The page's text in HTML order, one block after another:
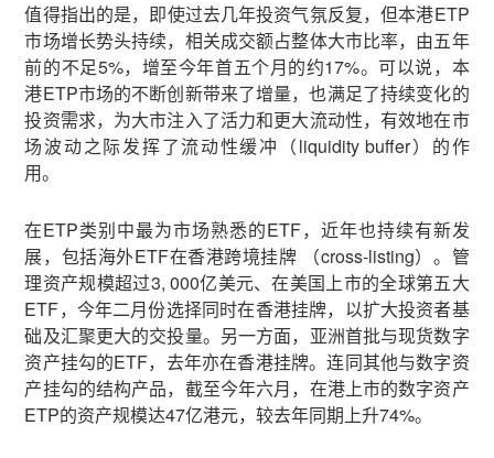
值得指出的是，即使过去几年投资气氛反复，但本港ETP
市场增长势头持续，相关成交额占整体大市比率，由五年
前的不足5%，增至今年首五个月的约17%。可以说，本
港ETP市场的不断创新带来了增量，也满足了持续变化的
投资需求，为大市注入了活力和更大流动性，有效地在市
场波动之际发挥了流动性缓冲（liquidity buffer）的作
用。
在ETP类别中最为市场熟悉的ETF，近年也持续有新发
展，包括海外ETF在香港跨境挂牌 （cross-listing）。管
理资产规模超过3, 000亿美元、在美国上市的全球第五大
ETF，今年二月份选择同时在香港挂牌，以扩大投资者基
础及汇聚更大的交投量。另一方面，亚洲首批与现货数字
资产挂勾的ETF，去年亦在香港挂牌。连同其他与数字资
产挂勾的结构产品，截至今年六月，在港上市的数字资产
ETP的资产规模达47亿港元，较去年同期上升74%。